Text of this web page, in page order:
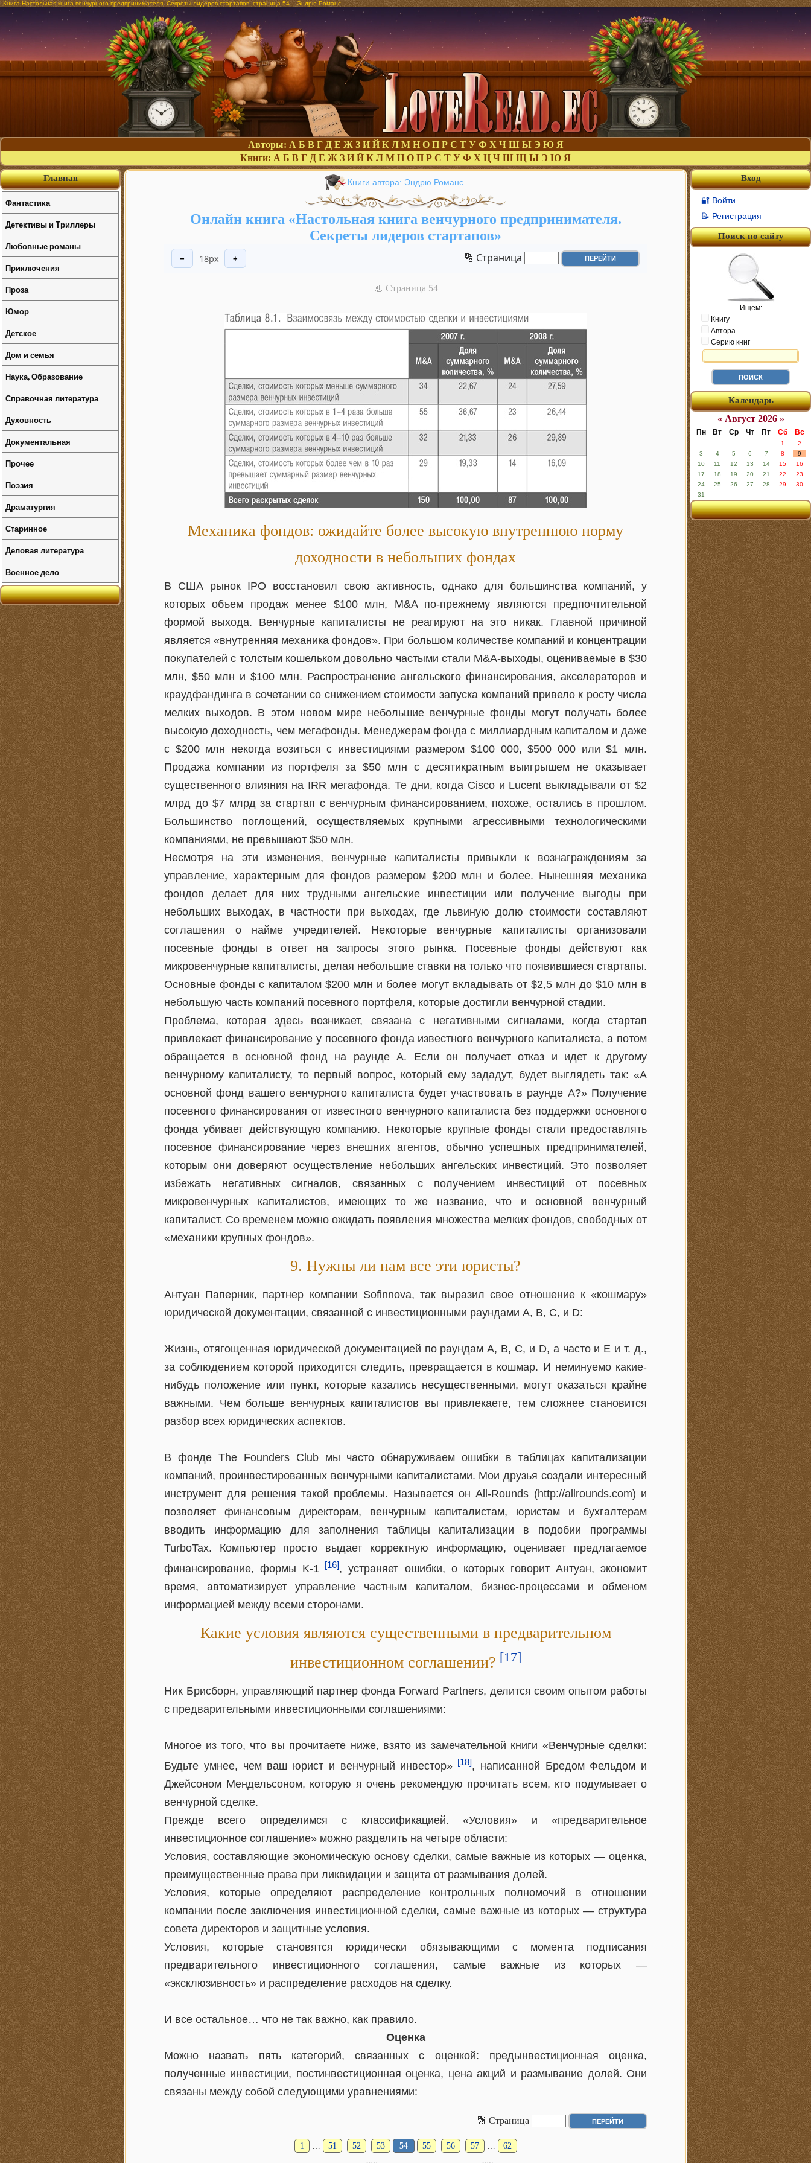
Книга Настольная книга венчурного предпринимателя. Секреты лидеров стартапов, страница 54 – Эндрю Романс
Авторы: А Б В Г Д Е Ж З И Й К Л М Н О П Р С Т У Ф Х Ч Ш Ы Э Ю Я
Книги: А Б В Г Д Е Ж З И Й К Л М Н О П Р С Т У Ф Х Ц Ч Ш Щ Ы Э Ю Я
Книги автора: Эндрю Романс
Онлайн книга «Настольная книга венчурного предпринимателя.
Секреты лидеров стартапов»
− 18px + 🔢 Страница
📃 Cтраница 54
Механика фондов: ожидайте более высокую внутреннюю норму
доходности в небольших фондах
В США рынок IPO восстановил свою активность, однако для большинства компаний, у
которых объем продаж менее $100 млн, M&A по-прежнему являются предпочтительной
формой выхода. Венчурные капиталисты не реагируют на это никак. Главной причиной
является «внутренняя механика фондов». При большом количестве компаний и концентрации
покупателей с толстым кошельком довольно частыми стали M&A-выходы, оцениваемые в $30
млн, $50 млн и $100 млн. Распространение ангельского финансирования, акселераторов и
краудфандинга в сочетании со снижением стоимости запуска компаний привело к росту числа
мелких выходов. В этом новом мире небольшие венчурные фонды могут получать более
высокую доходность, чем мегафонды. Менеджерам фонда с миллиардным капиталом и даже
с $200 млн некогда возиться с инвестициями размером $100 000, $500 000 или $1 млн.
Продажа компании из портфеля за $50 млн с десятикратным выигрышем не оказывает
существенного влияния на IRR мегафонда. Те дни, когда Cisco и Lucent выкладывали от $2
млрд до $7 млрд за стартап с венчурным финансированием, похоже, остались в прошлом.
Большинство поглощений, осуществляемых крупными агрессивными технологическими
компаниями, не превышают $50 млн.
Несмотря на эти изменения, венчурные капиталисты привыкли к вознаграждениям за
управление, характерным для фондов размером $200 млн и более. Нынешняя механика
фондов делает для них трудными ангельские инвестиции или получение выгоды при
небольших выходах, в частности при выходах, где львиную долю стоимости составляют
соглашения о найме учредителей. Некоторые венчурные капиталисты организовали
посевные фонды в ответ на запросы этого рынка. Посевные фонды действуют как
микровенчурные капиталисты, делая небольшие ставки на только что появившиеся стартапы.
Основные фонды с капиталом $200 млн и более могут вкладывать от $2,5 млн до $10 млн в
небольшую часть компаний посевного портфеля, которые достигли венчурной стадии.
Проблема, которая здесь возникает, связана с негативными сигналами, когда стартап
привлекает финансирование у посевного фонда известного венчурного капиталиста, а потом
обращается в основной фонд на раунде А. Если он получает отказ и идет к другому
венчурному капиталисту, то первый вопрос, который ему зададут, будет выглядеть так: «А
основной фонд вашего венчурного капиталиста будет участвовать в раунде А?» Получение
посевного финансирования от известного венчурного капиталиста без поддержки основного
фонда убивает действующую компанию. Некоторые крупные фонды стали предоставлять
посевное финансирование через внешних агентов, обычно успешных предпринимателей,
которым они доверяют осуществление небольших ангельских инвестиций. Это позволяет
избежать негативных сигналов, связанных с получением инвестиций от посевных
микровенчурных капиталистов, имеющих то же название, что и основной венчурный
капиталист. Со временем можно ожидать появления множества мелких фондов, свободных от
«механики крупных фондов».
9. Нужны ли нам все эти юристы?
Антуан Паперник, партнер компании Sofinnova, так выразил свое отношение к «кошмару»
юридической документации, связанной с инвестиционными раундами A, B, C, и D:
Жизнь, отягощенная юридической документацией по раундам A, B, C, и D, а часто и E и т. д.,
за соблюдением которой приходится следить, превращается в кошмар. И неминуемо какие-
нибудь положение или пункт, которые казались несущественными, могут оказаться крайне
важными. Чем больше венчурных капиталистов вы привлекаете, тем сложнее становится
разбор всех юридических аспектов.
В фонде The Founders Club мы часто обнаруживаем ошибки в таблицах капитализации
компаний, проинвестированных венчурными капиталистами. Мои друзья создали интересный
инструмент для решения такой проблемы. Называется он All-Rounds (http://allrounds.com) и
позволяет финансовым директорам, венчурным капиталистам, юристам и бухгалтерам
вводить информацию для заполнения таблицы капитализации в подобии программы
TurboTax. Компьютер просто выдает корректную информацию, оценивает предлагаемое
финансирование, формы K-1 [16], устраняет ошибки, о которых говорит Антуан, экономит
время, автоматизирует управление частным капиталом, бизнес-процессами и обменом
информацией между всеми сторонами.
Какие условия являются существенными в предварительном
инвестиционном соглашении? [17]
Ник Брисборн, управляющий партнер фонда Forward Partners, делится своим опытом работы
с предварительными инвестиционными соглашениями:
Многое из того, что вы прочитаете ниже, взято из замечательной книги «Венчурные сделки:
Будьте умнее, чем ваш юрист и венчурный инвестор» [18], написанной Бредом Фельдом и
Джейсоном Мендельсоном, которую я очень рекомендую прочитать всем, кто подумывает о
венчурной сделке.
Прежде всего определимся с классификацией. «Условия» и «предварительное
инвестиционное соглашение» можно разделить на четыре области:
Условия, составляющие экономическую основу сделки, самые важные из которых — оценка,
преимущественные права при ликвидации и защита от размывания долей.
Условия, которые определяют распределение контрольных полномочий в отношении
компании после заключения инвестиционной сделки, самые важные из которых — структура
совета директоров и защитные условия.
Условия, которые становятся юридически обязывающими с момента подписания
предварительного инвестиционного соглашения, самые важные из которых —
«эксклюзивность» и распределение расходов на сделку.
И все остальное… что не так важно, как правило.
Оценка
Можно назвать пять категорий, связанных с оценкой: предынвестиционная оценка,
полученные инвестиции, постинвестиционная оценка, цена акций и размывание долей. Они
связаны между собой следующими уравнениями:
🔢 Страница
1 … 51 52 53 54 55 56 57 … 62
Вход
🔐 Войти
📝 Регистрация
Поиск по сайту
Ищем:
Книгу
Автора
Серию книг
Календарь
« Август 2026 »
Пн Вт Ср Чт Пт Сб Вс
1
2
3
4 5 6 7 8
9
10
11 12 13 14 15
16
17
18 19 20 21 22
23
24
25 26 27 28 29
30
31
Главная
Фантастика
Детективы и Триллеры
Любовные романы
Приключения
Проза
Юмор
Детское
Дом и семья
Наука, Образование
Справочная литература
Духовность
Документальная
Прочее
Поэзия
Драматургия
Старинное
Деловая литература
Военное дело